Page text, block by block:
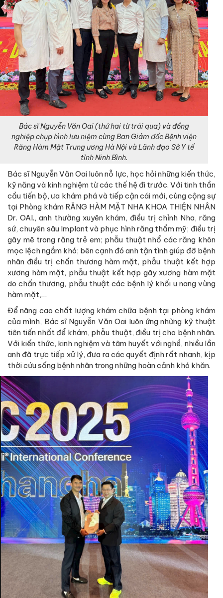
Bác sĩ Nguyễn Văn Oai (thứ hai từ trái qua) và đồng
nghiệp chụp hình lưu niệm cùng Ban Giám đốc Bệnh viện
Răng Hàm Mặt Trung ương Hà Nội và Lãnh đạo Sở Y tế
tỉnh Ninh Bình.
Bác sĩ Nguyễn Văn Oai luôn nỗ lực, học hỏi những kiến thức,
kỹ năng và kinh nghiệm từ các thế hệ đi trước. Với tinh thần
cầu tiến bộ, ưa khám phá và tiếp cận cái mới, cùng cộng sự
tại Phòng khám RĂNG HÀM MẶT NHA KHOA THIỆN NHÂN
Dr. OAI., anh thường xuyên khám, điều trị chỉnh Nha, răng
sứ, chuyên sâu Implant và phục hình răng thẩm mỹ; điều trị
gây mê trong răng trẻ em; phẫu thuật nhổ các răng khôn
mọc lệch ngầm khó; bên cạnh đó anh tận tình giúp đỡ bệnh
nhân điều trị chấn thương hàm mặt, phẫu thuật kết hợp
xương hàm mặt, phẫu thuật kết hợp gãy xương hàm mặt
do chấn thương, phẫu thuật các bệnh lý khối u nang vùng
hàm mặt,…
Để nâng cao chất lượng khám chữa bệnh tại phòng khám
của mình, Bác sĩ Nguyễn Văn Oai luôn ứng những kỹ thuật
tiên tiến nhất để khám, phẫu thuật, điều trị cho bệnh nhân.
Với kiến thức, kinh nghiệm và tâm huyết với nghề, nhiều lần
anh đã trực tiếp xử lý, đưa ra các quyết định rất nhanh, kịp
thời cứu sống bệnh nhân trong những hoàn cảnh khó khăn.